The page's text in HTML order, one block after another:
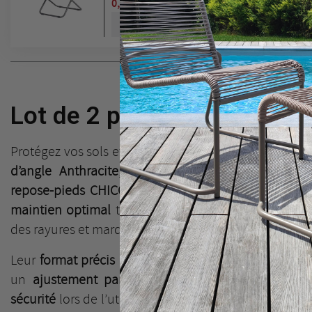
0,00 € TTC
Ajouter au panier
Lot de 2 patins d'angle
Protégez vos sols et optimisez la stabilité de vos
d’angle Anthracite, spécialement conçus pour
repose-pieds CHICO. Fabriqués en plastique
maintien optimal tout en préservant vos
des rayures et marques.
Leur format précis (largeur 10 cm x longueur 12
un ajustement parfaitaux angles des assises,
sécurité lors de l’utilisation de votre mobilier.
Nom